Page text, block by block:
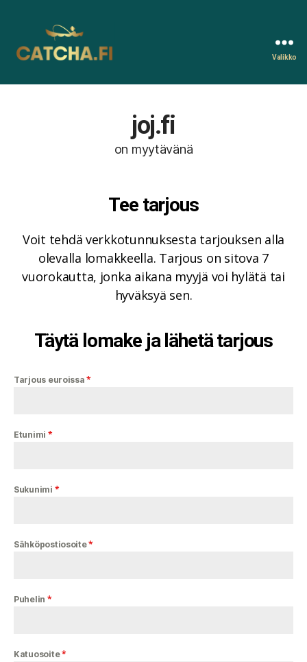
Valikko
joj.fi
on myytävänä
Tee tarjous
Voit tehdä verkkotunnuksesta tarjouksen alla
olevalla lomakkeella. Tarjous on sitova 7
vuorokautta, jonka aikana myyjä voi hylätä tai
hyväksyä sen.
Täytä lomake ja lähetä tarjous
Tarjous euroissa*
Etunimi *
Sukunimi *
Sähköpostiosoite*
Puhelin *
Katuosoite*